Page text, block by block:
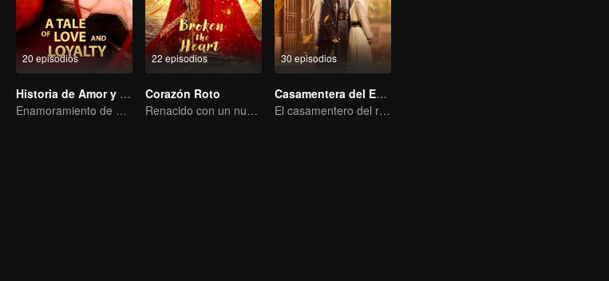
20 episodios
Historia de Amor y Lealtad
Enamoramiento de por vida por el vínculo eterno
22 episodios
Corazón Roto
Renacido con un nuevo rostro, pero incapaz de liberarse del amor
30 episodios
Casamentera del Emperador Demonio
El casamentero del reino de las hadas